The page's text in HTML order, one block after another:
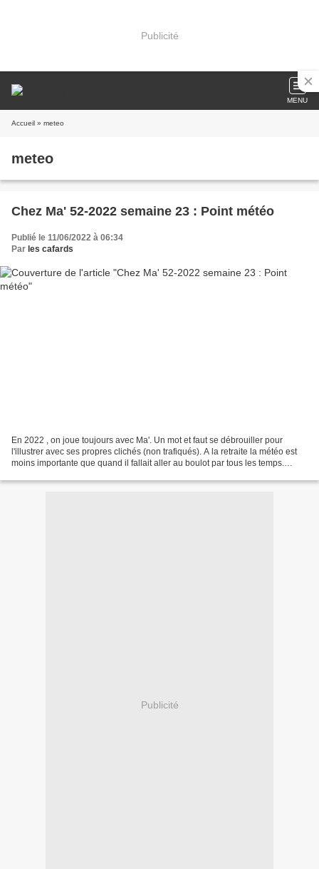
Publicité
MENU
Accueil » meteo
meteo
Chez Ma' 52-2022 semaine 23 : Point météo
Publié le 11/06/2022 à 06:34
Par les cafards
En 2022 , on joue toujours avec Ma'. Un mot et faut se débrouiller pour
l'illustrer avec ses propres clichés (non trafiqués). A la retraite la météo est
moins importante que quand il fallait aller au boulot par tous les temps.
Publicité